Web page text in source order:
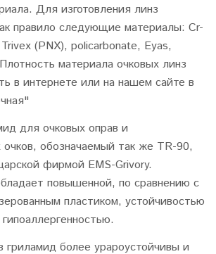
Для изготовления линз
правило следующие материалы: Cr-
(PNX), policarbonate, Eyas,
материала очковых линз
в интернете или на нашем сайте в
для очковых оправ и
обозначаемый так же TR-90,
фирмой EMS-Grivory.
повышенной, по сравнению с
пластиком, устойчивостью
гриламид более урароустойчивы и